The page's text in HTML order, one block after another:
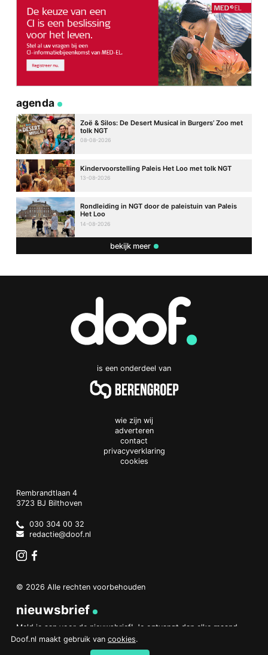
agenda
Zoë & Silos: De Desert Musical in Burgers’ Zoo met
tolk NGT
08-08-2026
Kindervoorstelling Paleis Het Loo met tolk NGT
13-08-2026
Rondleiding in NGT door de paleistuin van Paleis
Het Loo
14-08-2026
bekijk meer
is een onderdeel van
wie zijn wij
adverteren
contact
privacyverklaring
cookies
Doof.nl
work
Rembrandtlaan 4
3723 BJ Bilthoven
Netherlands
030 304 00 32
redactie@doof.nl
© 2026 Alle rechten voorbehouden
nieuwsbrief
Meld je aan voor de nieuwsbrief! Je ontvangt dan elke maand
een overzicht van het belangrijkste nieuws.
aanmelden
Doof.nl maakt gebruik van cookies.